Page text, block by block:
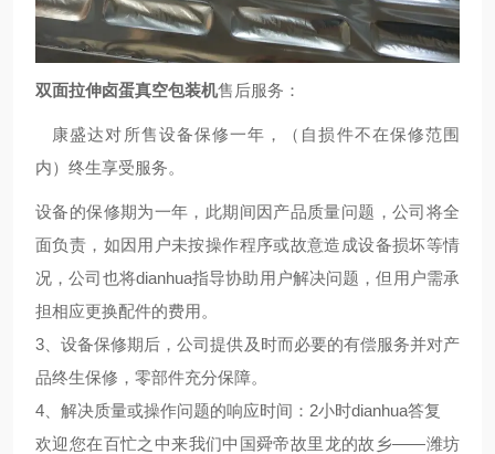
双面拉伸卤蛋真空包装机售后服务：
康盛达对所售设备保修一年，（自损件不在保修范围
内）终生享受服务。
设备的保修期为一年，此期间因产品质量问题，公司将全
面负责，如因用户未按操作程序或故意造成设备损坏等情
况，公司也将dianhua指导协助用户解决问题，但用户需承
担相应更换配件的费用。
3、设备保修期后，公司提供及时而必要的有偿服务并对产
品终生保修，零部件充分保障。
4、解决质量或操作问题的响应时间：2小时dianhua答复
欢迎您在百忙之中来我们中国舜帝故里龙的故乡——潍坊